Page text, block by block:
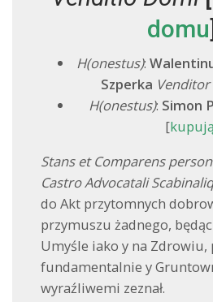
domu]
H(onestus):
Szperka Venditor
H(onestus): Simon
[
Stans et Comparens
Castro Advocatali
do Akt przytomnych
przymuszu żadnego,
Umyśle iako y na Zdrowiu,
fundamentalnie y
wyraźliwemi zeznał.